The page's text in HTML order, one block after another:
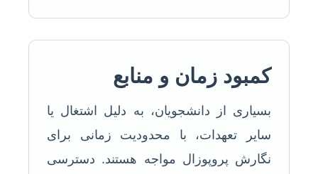
کمبود زمان و منابع
بسیاری از دانشجویان، به دلیل اشتغال یا
سایر تعهدات، با محدودیت زمانی برای
نگارش پروپوزال مواجه هستند. دسترسی